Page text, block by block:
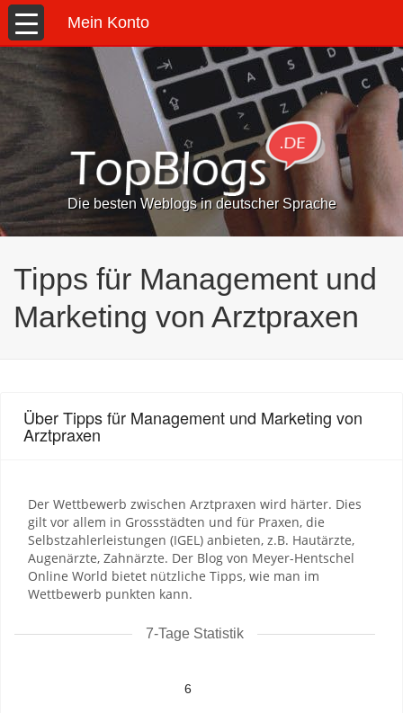
Mein Konto
Die besten Weblogs in deutscher Sprache
Tipps für Management und
Marketing von Arztpraxen
Über Tipps für Management und Marketing von
Arztpraxen
Der Wettbewerb zwischen Arztpraxen wird härter. Dies
gilt vor allem in Grossstädten und für Praxen, die
Selbstzahlerleistungen (IGEL) anbieten, z.B. Hautärzte,
Augenärzte, Zahnärzte. Der Blog von Meyer-Hentschel
Online World bietet nützliche Tipps, wie man im
Wettbewerb punkten kann.
7-Tage Statistik
6